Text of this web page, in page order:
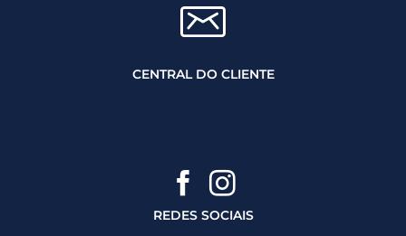
CENTRAL DO CLIENTE
REDES SOCIAIS